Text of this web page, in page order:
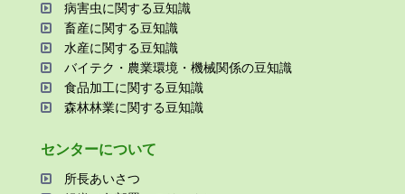
病害⾍に関する⾖知識
畜産に関する⾖知識
⽔産に関する⾖知識
バイテク・農業環境・機械関係の⾖知識
⾷品加⼯に関する⾖知識
森林林業に関する⾖知識
センターについて
所⻑あいさつ